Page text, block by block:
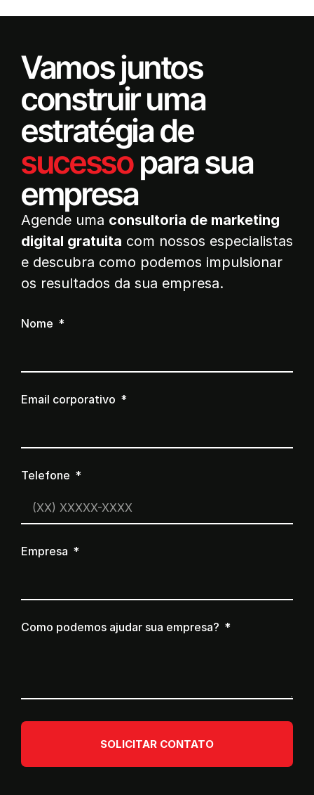
Vamos juntos
construir uma
estratégia de
sucessopara sua
empresa
Agende uma consultoria de marketing
digital gratuita com nossos especialistas
e descubra como podemos impulsionar
os resultados da sua empresa.
Nome
Email corporativo
Telefone
Empresa
Como podemos ajudar sua empresa?
SOLICITAR CONTATO